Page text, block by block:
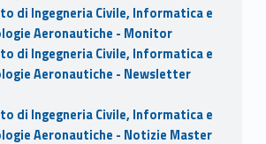
di Ingegneria Civile, Informatica e
Aeronautiche - Monitor
di Ingegneria Civile, Informatica e
Aeronautiche - Newsletter
di Ingegneria Civile, Informatica e
Aeronautiche - Notizie Master